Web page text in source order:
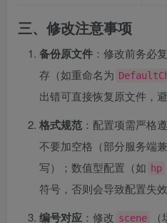
三、修改注意事项
备份原文件 ：修改前务必
存（如重命名为
出错可直接恢复原文件，
格式规范 ：配置项需严格
不要加空格（部分服务端
写）；数值型配置（如 hp
符号，否则会导致配置失效
编号对应 ：修改 scene